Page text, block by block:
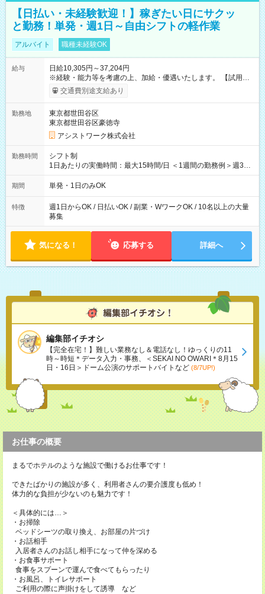
【日払い・未経験歓迎！】稼ぎたい日にサクッ
と勤務！単発・週1日～自由シフトの軽作業
アルバイト 職種未経験OK
給与
日給10,305円～37,204円
※経験・能力等を考慮の上、加給・優遇いたします。 【試用期
間】試用期間なし
交通費別途支給あり
勤務地
東京都世田谷区
東京都世田谷区豪徳寺
アシストワーク株式会社
勤務時間
シフト制
1日あたりの実働時間：最大15時間/日 ＜1週間の勤務例＞週3回
勤務 勤務：月・水・金 休み：火・木・土・日 好きな時にお仕事
可能です！ ※1日あたりの最大実働時間は日勤、夜勤共に勤務し
期間 単発・1日のみOK
特徴
週1日からOK / 日払いOK / 副業・WワークOK / 10名以上の大量
募集
気になる！ 応募する 詳細へ
編集部イチオシ
【完全在宅！】難しい業務なし＆電話なし！ゆっくりの11
時～時短＊データ入力・事務、＜SEKAI NO OWARI＊8月15
日・16日＞ドーム公演のサポートバイトなど (8/7UP!)
お仕事の概要
まるでホテルのような施設で働けるお仕事です！
できたばかりの施設が多く、利用者さんの要介護度も低め！
体力的な負担が少ないのも魅力です！
＜具体的には…＞
・お掃除
ベッドシーツの取り換え、お部屋の片づけ
・お話相手
入居者さんのお話し相手になって仲を深める
・お食事サポート
食事をスプーンで運んで食べてもらったり
・お風呂、トイレサポート
ご利用の際に声掛けをして誘導 など